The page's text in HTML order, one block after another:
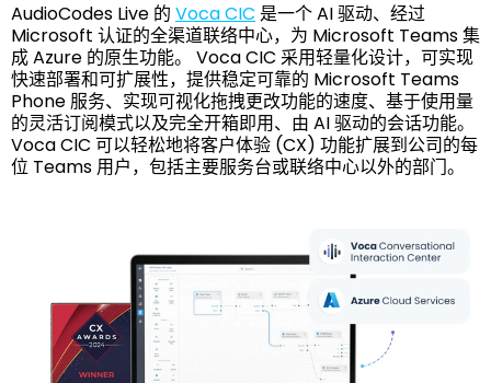
AudioCodes Live 的 Voca CIC 是一个 AI 驱动、经过
Microsoft 认证的全渠道联络中心，为 Microsoft Teams 集
成 Azure 的原生功能。 Voca CIC 采用轻量化设计，可实现
快速部署和可扩展性，提供稳定可靠的 Microsoft Teams
Phone 服务、实现可视化拖拽更改功能的速度、基于使用量
的灵活订阅模式以及完全开箱即用、由 AI 驱动的会话功能。
Voca CIC 可以轻松地将客户体验 (CX) 功能扩展到公司的每
位 Teams 用户，包括主要服务台或联络中心以外的部门。